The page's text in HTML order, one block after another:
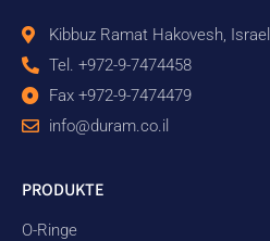
Kibbuz Ramat Hakovesh, Israel
Tel. +972-9-7474458
Fax +972-9-7474479
info@duram.co.il
PRODUKTE
O-Ringe